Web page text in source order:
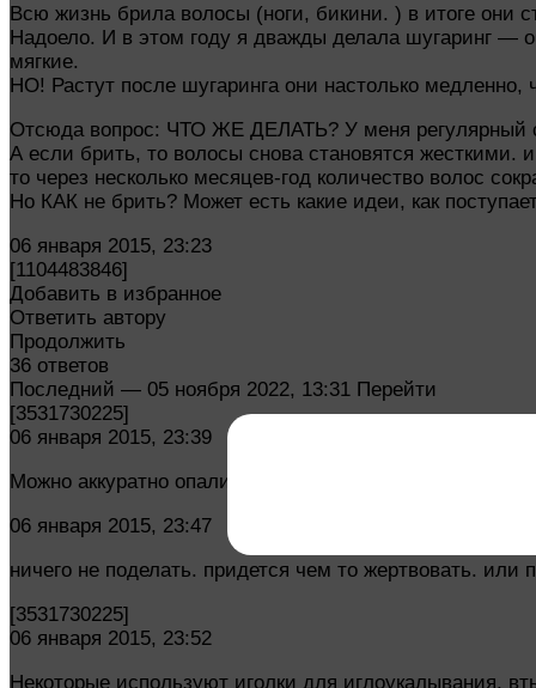
Всю жизнь брила волосы (ноги, бикини. ) в итоге они
Надоело. И в этом году я дважды делала шугаринг —
мягкие.
НО! Растут после шугаринга они настолько
Отсюда вопрос: ЧТО ЖЕ ДЕЛАТЬ? У меня регулярный
А если брить, то волосы снова становятся жесткими.
то через несколько месяцев-год количество волос
Но КАК не брить? Может есть какие идеи, как
06 января 2015, 23:23
[1104483846]
Добавить в избранное
Ответить автору
Продолжить
36 ответов
Последний — 05 ноября 2022, 13:31 Перейти
[3531730225]
06 января 2015, 23:39
Можно аккуратно опалить, за несколько раз
06 января 2015, 23:47
ничего не поделать. придется чем то жертвовать.
[3531730225]
06 января 2015, 23:52
Некоторые используют иголки для иглоукалывания,